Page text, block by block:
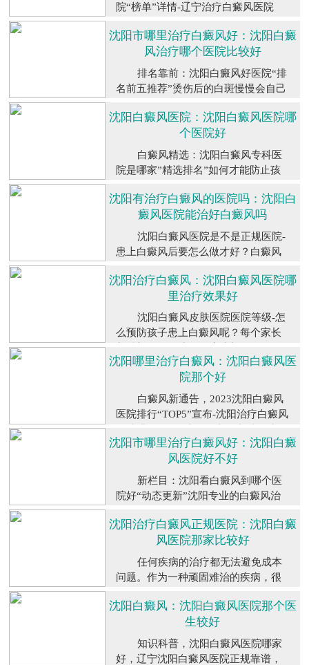
院“榜单”详情-辽宁治疗白癜风医院
好？沈阳专业的白癜风医院有1、沈阳
白癜风医院2、沈阳白癜风3、沈阳正
规白癜风医院4、沈阳白癜风专科医
院。选择白...【详细】
沈阳市哪里治疗白癜风好：沈阳白癜
风治疗哪个医院比较好
排名靠前：沈阳白癜风好医院“排
名前五推荐”烫伤后的白斑慢慢会自己
白癜风医院2、沈阳白癜风3、沈阳正
规白癜风医院4、沈阳白癜风专科医
院。烫伤后的皮肤问题，是大多数人
都曾经遇到...【详细】
沈阳白癜风医院：沈阳白癜风医院哪
个医院好
白癜风精选：沈阳白癜风专科医
院是哪家”精选排名”如何才能防止孩
好？1、沈阳白癜风医院2、沈阳白癜
风3、沈阳正规白癜风医院4、沈阳白
癜风专科医院。当父母发现孩子的皮
肤上出现了不寻常的白斑时，心中的
【详细】
沈阳有治疗白癜风的医院吗：沈阳白
癜风医院能治好白癜风吗
沈阳白癜风医院是不是正规医院-
患上白癜风后要怎么做才好？白癜风
错误的方法，所以导致了长期治疗的
不良情况。白癜风的治疗方法和时间
与疾病密切相关，我们需要掌握科学
的方法，合理治疗白斑，以便有机会
去除白斑。那...
【详细】
沈阳治疗白癜风：沈阳白癜风医院哪
里治疗效果好
沈阳白癜风皮肤医院医院等级-怎
么预防孩子患上白癜风呢？每个家长
些皮肤病，如白癜风，却经常让人感
到棘手和无助。为了预防孩子出现白
斑，家长们需要在孩子日常生活中多
做注意。那在平...【详细】
沈阳哪里治疗白癜风：沈阳白癜风医
院那个好
白癜风新通告，2023沈阳白癜风
医院排行“TOP5”宣布-沈阳治疗白癜风
辽宁沈阳白癜风医院3沈阳治疗白癜风
医院。治疗白癜风一定要一步到位，
如果一开始治疗没有效果，那么对病
人的白...【详细】
沈阳市哪里治疗白癜风好：沈阳白癜
风医院好不好
新栏目：沈阳看白癜风到哪个医
院好“动态更新”沈阳专业的白癜风治
排名(公布前三)-沈阳专治白癜风医
院？沈阳白癜风医院排前三名有：排
名一、沈阳中医白癜风医院，排名
二、沈阳白癜风专科医院...【详细】
沈阳治疗白癜风正规医院：沈阳白癜
风医院那家比较好
任何疾病的治疗都无法避免成本
问题。作为一种顽固难治的疾病，很
很高，但事实并非如此。治疗白癜风
的费用因人而异，没有固定的费用。
只要用对了方法，钱自然不会浪费。
那么白癜风怎么治疗会比较省钱白斑
沈阳白癜风：沈阳白癜风医院那个医
生较好
知识科普，沈阳白癜风医院哪家
好，辽宁沈阳白癜风医院正规靠谱，